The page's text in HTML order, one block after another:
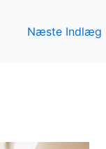
Næste Indlæg